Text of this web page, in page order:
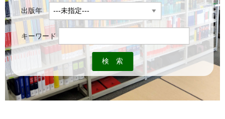
出版年
キーワード